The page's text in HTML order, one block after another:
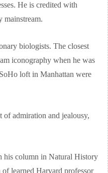
He is credited with
mainstream.
biologists. The closest
iconography when he was
loft in Manhattan were
of admiration and jealousy,
his column in Natural History
learned Harvard professor